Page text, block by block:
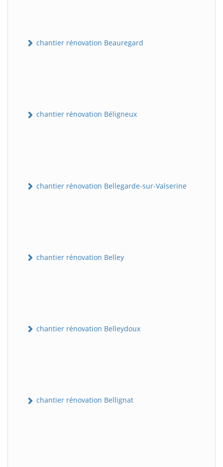
chantier rénovation Beauregard
chantier rénovation Béligneux
chantier rénovation Bellegarde-sur-Valserine
chantier rénovation Belley
chantier rénovation Belleydoux
chantier rénovation Bellignat